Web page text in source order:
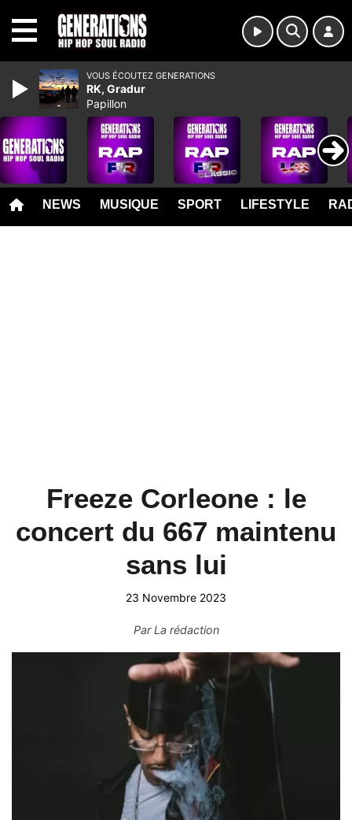
NEWS MUSIQUE SPORT LIFESTYLE
Freeze Corleone : le
concert du 667 maintenu
sans lui
23 Novembre 2023
ParLa rédaction
VOUS ÉCOUTEZ GENERATIONS
RK, Gradur
Papillon